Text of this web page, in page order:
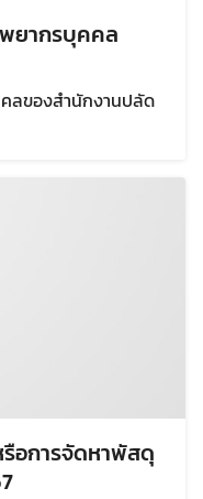
ยากรบุคคล
ลของสำนักงานปลัด
อการจัดหาพัสดุ